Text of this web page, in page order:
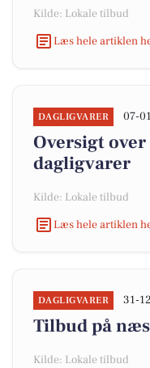
Kilde: Lokale tilbud
Læs hele artiklen
DAGLIGVARER 07-
Oversigt
dagligvarer
Kilde: Lokale tilbud
Læs hele artiklen
DAGLIGVARER 31-
Tilbud på
Kilde: Lokale tilbud